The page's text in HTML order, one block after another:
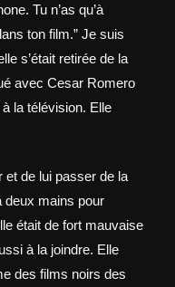
Tu n’as qu’à
ton film.” Je suis
s’était retirée de la
avec Cesar Romero
la télévision. Elle
et de lui passer de la
deux mains pour
était de fort mauvaise
à la joindre. Elle
des films noirs des